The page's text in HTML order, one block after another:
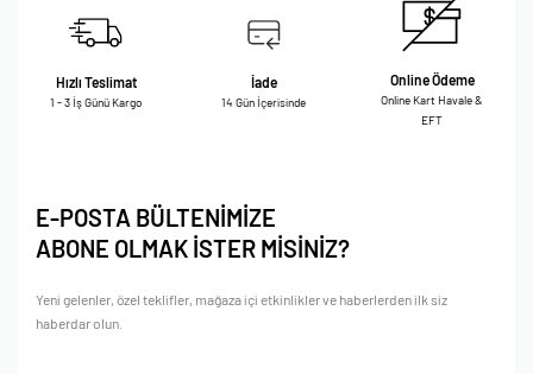
Hızlı Teslimat
1 - 3 İş Günü Kargo
İade
14 Gün İçerisinde
Online Ödeme
Online Kart Havale &
EFT
E-POSTA BÜLTENİMİZE
ABONE OLMAK İSTER MİSİNİZ?
Yeni gelenler, özel teklifler, mağaza içi etkinlikler ve haberlerden ilk siz
haberdar olun.